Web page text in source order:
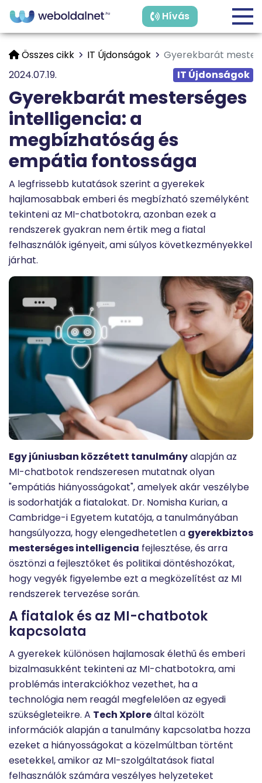
Hívás
Összes cikk IT Újdonságok
Gyerekbarát
2024.07.19.
IT Újdonságok
Gyerekbarát mesterséges
intelligencia: a
megbízhatóság és
empátia fontossága
A legfrissebb kutatások szerint a gyerekek
hajlamosabbak emberi és megbízható személyként
tekinteni az MI-chatbotokra, azonban ezek a
rendszerek gyakran nem értik meg a fiatal
felhasználók igényeit, ami súlyos következményekkel
járhat.
Egy júniusban közzétett tanulmányalapján az
MI-chatbotok rendszeresen mutatnak olyan
"empátiás hiányosságokat", amelyek akár veszélybe
is sodorhatják a fiatalokat. Dr. Nomisha Kurian, a
Cambridge-i Egyetem kutatója, a tanulmányában
hangsúlyozza, hogy elengedhetetlen a gyerekbiztos
mesterséges intelligencia fejlesztése, és arra
ösztönzi a fejlesztőket és politikai döntéshozókat,
hogy vegyék figyelembe ezt a megközelítést az MI
rendszerek tervezése során.
A fiatalok és az MI-chatbotok
kapcsolata
A gyerekek különösen hajlamosak élethű és emberi
bizalmasukként tekinteni az MI-chatbotokra, ami
problémás interakciókhoz vezethet, ha a
technológia nem reagál megfelelően az egyedi
szükségleteikre. A Tech Xploreáltal közölt
információk alapján a tanulmány kapcsolatba hozza
ezeket a hiányosságokat a közelmúltban történt
esetekkel, amikor az MI-szolgáltatások fiatal
felhasználók számára veszélyes helyzeteket